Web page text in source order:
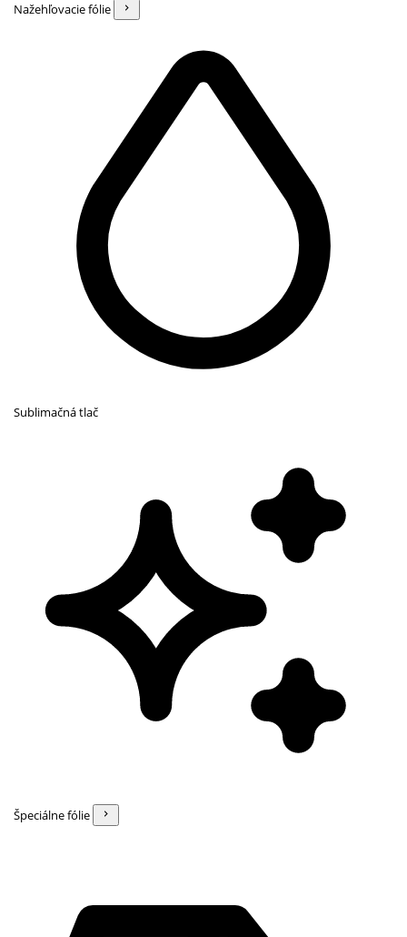
Nažehľovacie fólie
Sublimačná tlač
Špeciálne fólie